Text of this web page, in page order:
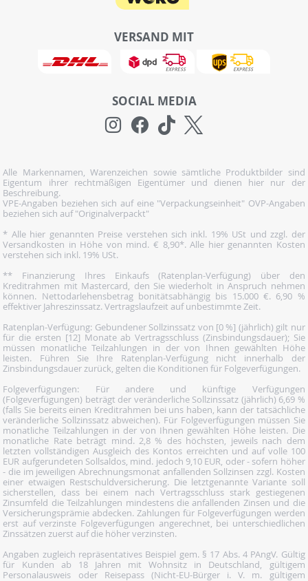
VERSAND MIT
SOCIAL MEDIA
Alle Markennamen, Warenzeichen sowie sämtliche Produktbilder sind
Eigentum ihrer rechtmäßigen Eigentümer und dienen hier nur der
Beschreibung.
VPE-Angaben beziehen sich auf eine "Verpackungseinheit" OVP-Angaben
beziehen sich auf "Originalverpackt"
* Alle hier genannten Preise verstehen sich inkl. 19% USt und zzgl. der
Versandkosten in Höhe von mind. € 8,90*. Alle hier genannten Kosten
verstehen sich inkl. 19% USt.
** Finanzierung Ihres Einkaufs (Ratenplan-Verfügung) über den
Kreditrahmen mit Mastercard, den Sie wiederholt in Anspruch nehmen
können. Nettodarlehensbetrag bonitätsabhängig bis 15.000 €. 6,90 %
effektiver Jahreszinssatz. Vertragslaufzeit auf unbestimmte Zeit.
Ratenplan-Verfügung: Gebundener Sollzinssatz von [0 %] (jährlich) gilt nur
für die ersten [12] Monate ab Vertragsschluss (Zinsbindungsdauer); Sie
müssen monatliche Teilzahlungen in der von Ihnen gewählten Höhe
leisten. Führen Sie Ihre Ratenplan-Verfügung nicht innerhalb der
Zinsbindungsdauer zurück, gelten die Konditionen für Folgeverfügungen.
Folgeverfügungen: Für andere und künftige Verfügungen
(Folgeverfügungen) beträgt der veränderliche Sollzinssatz (jährlich) 6,69 %
(falls Sie bereits einen Kreditrahmen bei uns haben, kann der tatsächliche
veränderliche Sollzinssatz abweichen). Für Folgeverfügungen müssen Sie
monatliche Teilzahlungen in der von Ihnen gewählten Höhe leisten. Die
monatliche Rate beträgt mind. 2,8 % des höchsten, jeweils nach dem
letzten vollständigen Ausgleich des Kontos erreichten und auf volle 100
EUR aufgerundeten Sollsaldos, mind. jedoch 9,10 EUR, oder - sofern höher
- die im jeweiligen Abrechnungsmonat anfallenden Sollzinsen zzgl. Kosten
einer etwaigen Restschuldversicherung. Die letztgenannte Variante soll
sicherstellen, dass bei einem nach Vertragsschluss stark gestiegenen
Zinsumfeld die Teilzahlungen mindestens die anfallenden Zinsen und die
Versicherungsprämie abdecken. Zahlungen für Folgeverfügungen werden
erst auf verzinste Folgeverfügungen angerechnet, bei unterschiedlichen
Zinssätzen zuerst auf die höher verzinsten.
Angaben zugleich repräsentatives Beispiel gem. § 17 Abs. 4 PAngV. Gültig
für Kunden ab 18 Jahren mit Wohnsitz in Deutschland, gültigem
Personalausweis oder Reisepass (Nicht-EU-Bürger i. V. m. gültigem